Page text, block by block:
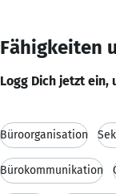
Fähigkeiten
Logg Dich jetzt ein,
Büroorganisation
Bürokommunikation